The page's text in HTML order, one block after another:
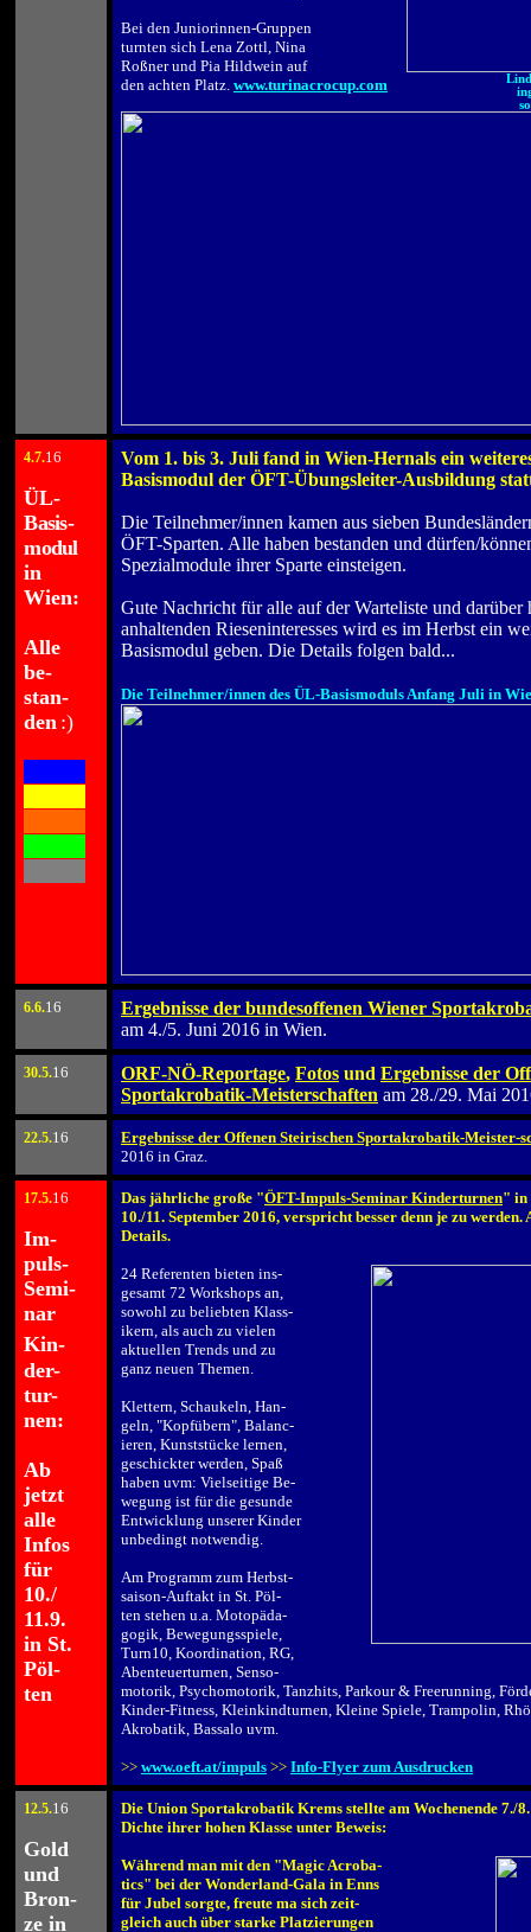
Bei den Juniorinnen-Gruppen
turnten sich Lena Zottl, Nina
Roßner und Pia Hildwein auf
den achten Platz. www.turinacrocup.com
4.7.16
ÜL-
Basis-
modul
in
Wien:
Alle
be-
stan-
den :)
Vom 1. bis 3. Juli fand in Wien-Hernals ein
Basismodul der ÖFT-Übungsleiter-Ausbildung
Die Teilnehmer/innen kamen aus sieben
ÖFT-Sparten. Alle haben bestanden und dürfen/
Spezialmodule ihrer Sparte einsteigen.
Gute Nachricht für alle auf der Warteliste und darüber
anhaltenden Rieseninteresses wird es im Herbst ein
Basismodul geben. Die Details folgen bald...
Die Teilnehmer/innen des ÜL-Basismoduls Anfang Juli in
6.6.16
Ergebnisse der bundesoffenen Wiener
am 4./5. Juni 2016 in Wien.
30.5.16 ORF-NÖ-Reportage, Fotos und Ergebnisse der
Sportakrobatik-Meisterschaften am 28./29. Mai
22.5.16
Ergebnisse der Offenen Steirischen Sportakrobatik-Meister-
2016 in Graz.
17.5.16
Im-
puls-
Semi-
nar
Kin-
der-
tur-
nen:
Ab
jetzt
alle
Infos
für
10./
11.9.
in St.
Pöl-
ten
Das jährliche große "ÖFT-Impuls-Seminar Kinderturnen" in
10./11. September 2016, verspricht besser denn je zu werden.
Details.
24 Referenten bieten ins-
gesamt 72 Workshops an,
sowohl zu beliebten Klass-
ikern, als auch zu vielen
aktuellen Trends und zu
ganz neuen Themen.
Klettern, Schaukeln, Han-
geln, "Kopfübern", Balanc-
ieren, Kunststücke lernen,
geschickter werden, Spaß
haben uvm: Vielseitige Be-
wegung ist für die gesunde
Entwicklung unserer Kinder
unbedingt notwendig.
Am Programm zum Herbst-
saison-Auftakt in St. Pöl-
ten stehen u.a. Motopäda-
gogik, Bewegungsspiele,
Turn10, Koordination, RG,
Abenteuerturnen, Senso-
motorik, Psychomotorik, Tanzhits, Parkour & Freerunning,
Kinder-Fitness, Kleinkindturnen, Kleine Spiele, Trampolin,
Akrobatik, Bassalo uvm.
>> www.oeft.at/impuls >> Info-Flyer zum Ausdrucken
12.5.16
Gold
und
Bron-
ze in
Die Union Sportakrobatik Krems stellte am Wochenende 7./
Dichte ihrer hohen Klasse unter Beweis:
Während man mit den "Magic Acroba-
tics" bei der Wonderland-Gala in Enns
für Jubel sorgte, freute ma sich zeit-
gleich auch über starke Platzierungen